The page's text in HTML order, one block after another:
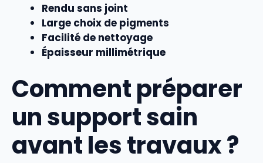
Rendu sans joint
Large choix de pigments
Facilité de nettoyage
Épaisseur millimétrique
Comment préparer
un support sain
avant les travaux ?